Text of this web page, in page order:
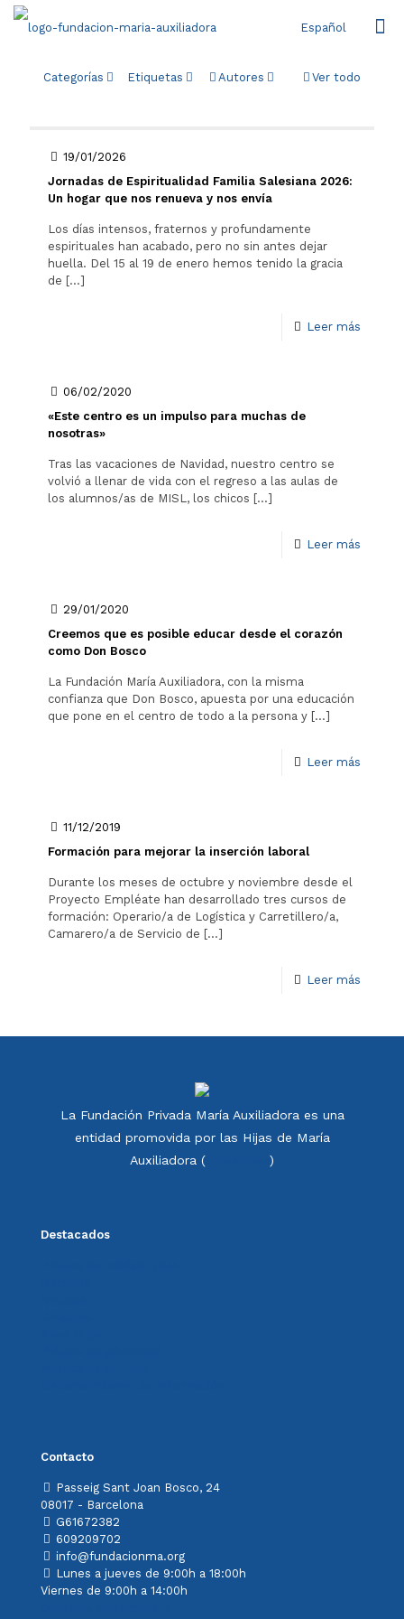
Español
Categorías Etiquetas Autores Ver todo
19/01/2026
Jornadas de Espiritualidad Familia Salesiana 2026:
Un hogar que nos renueva y nos envía
Los días intensos, fraternos y profundamente
espirituales han acabado, pero no sin antes dejar
huella. Del 15 al 19 de enero hemos tenido la gracia
de […]
Leer más
06/02/2020
«Este centro es un impulso para muchas de
nosotras»
Tras las vacaciones de Navidad, nuestro centro se
volvió a llenar de vida con el regreso a las aulas de
los alumnos/as de MISL, los chicos […]
Leer más
29/01/2020
Creemos que es posible educar desde el corazón
como Don Bosco
La Fundación María Auxiliadora, con la misma
confianza que Don Bosco, apuesta por una educación
que pone en el centro de todo a la persona y […]
Leer más
11/12/2019
Formación para mejorar la inserción laboral
Durante los meses de octubre y noviembre desde el
Proyecto Empléate han desarrollado tres cursos de
formación: Operario/a de Logística y Carretillero/a,
Camarero/a de Servicio de […]
Leer más
La Fundación Privada María Auxiliadora es una
entidad promovida por las Hijas de María
Auxiliadora (
)
Destacados
Contacto
Passeig Sant Joan Bosco, 24
08017 - Barcelona
G61672382
609209702
info@fundacionma.org
Lunes a jueves de 9:00h a 18:00h
Viernes de 9:00h a 14:00h